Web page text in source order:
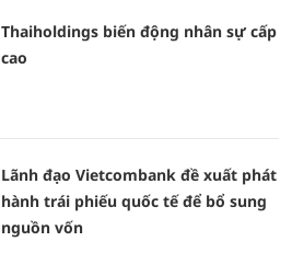
Thaiholdings biến động nhân sự cấp
cao
Lãnh đạo Vietcombank đề xuất phát
hành trái phiếu quốc tế để bổ sung
nguồn vốn